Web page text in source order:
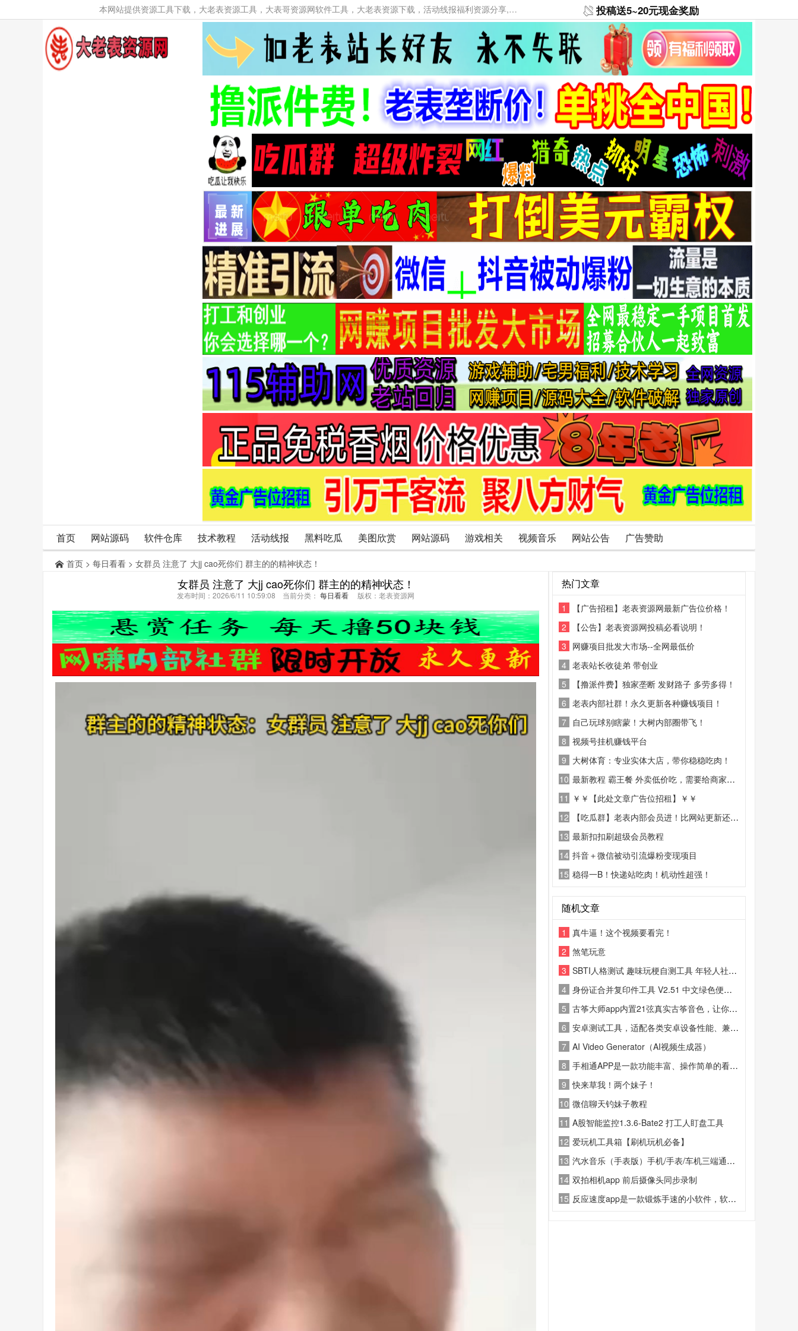
本网站提供资源工具下载，大老表资源工具，大表哥资源网软件工具，大老表资源下载，活动线报福利资源分享,活动线报，大型网游经典游戏，网络热门技术游戏辅助交流与分享。 投稿送5~20元现金奖励
首页 网站源码 软件仓库 技术教程 活动线报 黑料吃瓜 美图欣赏 网站源码 游戏相关 视频音乐 网站公告 广告赞助
首页 > 每日看看 > 女群员 注意了 大jj cao死你们 群主的的精神状态！
女群员 注意了 大jj cao死你们 群主的的精神状态！
发布时间：2026/6/11 10:59:08 当前分类： 每日看看 版权：老表资源网
热门文章
1
【广告招租】老表资源网最新广告位价格！
2
【公告】老表资源网投稿必看说明！
3 网赚项目批发大市场--全网最低价
4 老表站长收徒弟 带创业
5
【撸派件费】独家垄断 发财路子 多劳多得！
6 老表内部社群！永久更新各种赚钱项目！
7 自己玩球别瞎蒙！大树内部圈带飞！
8 视频号挂机赚钱平台
9 大树体育：专业实体大店，带你稳稳吃肉！
10 最新教程 霸王餐 外卖低价吃，需要给商家好评
11 ￥￥【此处文章广告位招租】￥￥
12
【吃瓜群】老表内部会员进！比网站更新还精彩！
13 最新扣扣刷超级会员教程
14 抖音＋微信被动引流爆粉变现项目
15 稳得一B！快递站吃肉！机动性超强！
随机文章
1
真牛逼！这个视频要看完！
2 煞笔玩意
3 SBTI人格测试 趣味玩梗自测工具 年轻人社交人格测试软件[
4 身份证合并复印件工具 V2.51 中文绿色便携版是一款办公必备神器
5 古筝大师app内置21弦真实古筝音色，让你在手机上就可以弹古筝、学古筝、学习古筝曲谱、古筝调音、古筝陪练、体验古筝之美
6 安卓测试工具，适配各类安卓设备性能、兼容性与功能检测。支持APP安装闪退、流畅度、内存占用、网络稳定性一键自测
7 AI Video Generator（AI视频生成器）
8 手相通APP是一款功能丰富、操作简单的看手相软件
9 快来草我！两个妹子！
10 微信聊天钓妹子教程
11 A股智能监控1.3.6-Bate2 打工人盯盘工具
12 爱玩机工具箱【刷机玩机必备】
13 汽水音乐（手表版）手机/手表/车机三端通用，海量音乐资源随身听。
14 双拍相机app 前后摄像头同步录制
15 反应速度app是一款锻炼手速的小软件，软件内部纯净无广，适合呆瓜使用